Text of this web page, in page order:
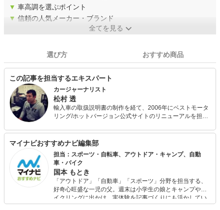
▼ 車高調を選ぶポイント
▼ 信頼の人気メーカー・ブランド
全てを見る
選び方 おすすめ商品
この記事を担当するエキスパート
カージャーナリスト
松村 透
輸入車の取扱説明書の制作を経て、2006年にベストモータ
リング/ホットバージョン公式サイトのリニューアルを担当
店ポータルサイトでコンテンツ企画を経験し、2013年にフ
リーランスとして独立。現在はトヨタ GAZOO愛車紹介の
監修・取材・記事制作、ベストカー誌の取材等で年間100
人を超えるオーナーインタビューを行う。 また、輸入車専
門の自動車メディア・カレントライフの編集長を務める。
現在の愛車は、2016年式フォルクスワーゲン ゴルフ トゥ
ーランと1970年式の古いドイツ車。妻と、平成最後の年に
産まれた息子、動物病院から譲り受けた保護猫と平和に
（?）暮らす日々。
マイナビおすすめナビ編集部
担当：スポーツ・自転車、アウトドア・キャンプ、自動
車・バイク
国本 もとき
「アウトドア」「自動車」「スポーツ」分野を担当する、
好奇心旺盛な一児の父。週末は小学生の娘とキャンプやサ
イクリングに出かけ、実体験を記事づくりにも活かしてい
ます。読者の「知りたい」を分かりやすく届けることをモ